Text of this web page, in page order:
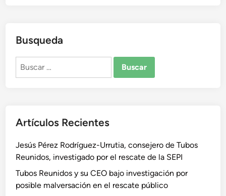
Busqueda
Buscar:
Artículos Recientes
Jesús Pérez Rodríguez-Urrutia, consejero de Tubos
Reunidos, investigado por el rescate de la SEPI
Tubos Reunidos y su CEO bajo investigación por
posible malversación en el rescate público